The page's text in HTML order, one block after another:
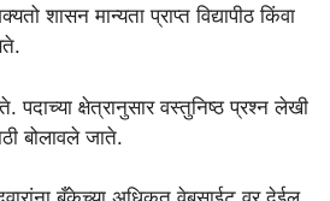
शासन मान्यता प्राप्त विद्यापीठ किंवा
क्षेत्रानुसार वस्तुनिष्ठ प्रश्न लेखी
बोलावले जाते.